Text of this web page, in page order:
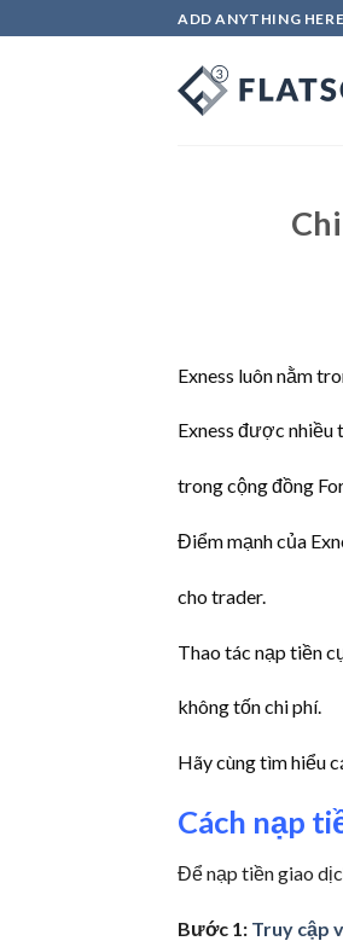
to
ADD ANYTHING
Exness luôn nằm
Exness được
trong cộng đồng
Điểm mạnh của
cho trader.
Thao tác nạp tiền
không tốn chi phí.
Hãy cùng tìm hiểu
Cách nạp
Để nạp tiền giao
Bước 1: Truy cập